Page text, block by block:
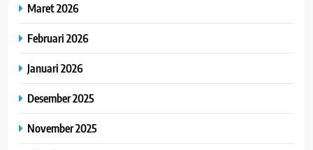
Maret 2026
Februari 2026
Januari 2026
Desember 2025
November 2025